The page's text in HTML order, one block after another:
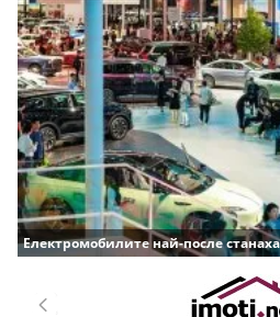
Електромобилите най-после